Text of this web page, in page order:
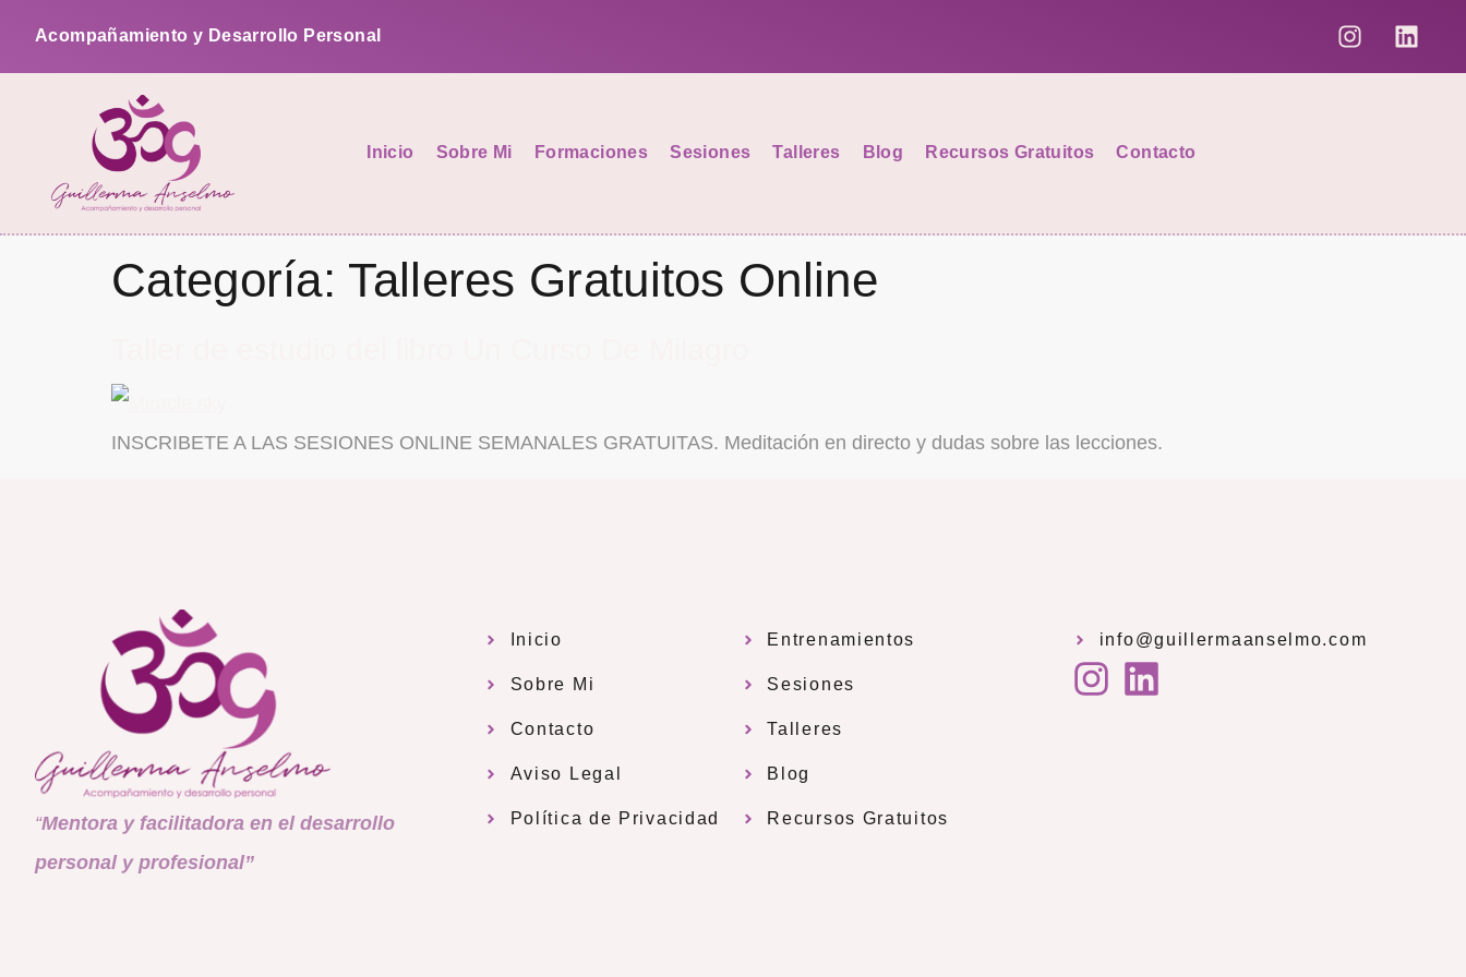
Acompañamiento y Desarrollo Personal
Inicio Sobre Mi Formaciones Sesiones Talleres Blog Recursos Gratuitos Contacto
Categoría: Talleres Gratuitos Online
INSCRIBETE A LAS SESIONES ONLINE SEMANALES GRATUITAS. Meditación en directo y dudas sobre las lecciones.
“Mentora y facilitadora en el desarrollo
personal y profesional”
Inicio
Sobre Mi
Contacto
Aviso Legal
Política de Privacidad
Entrenamientos
Sesiones
Talleres
Blog
Recursos Gratuitos
info@guillermaanselmo.com